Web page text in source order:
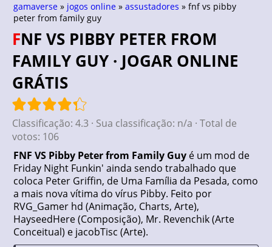
gamaverse » jogos online » assustadores » fnf vs pibby
peter from family guy
FNF VS PIBBY PETER FROM
FAMILY GUY · JOGAR ONLINE
GRÁTIS
Classificação: 4.3 · Sua classificação: n/a · Total de
votos: 106
FNF VS Pibby Peter from Family Guy é um mod de
Friday Night Funkin' ainda sendo trabalhado que
coloca Peter Griffin, de Uma Família da Pesada, como
a mais nova vítima do vírus Pibby. Feito por
RVG_Gamer hd (Animação, Charts, Arte),
HayseedHere (Composição), Mr. Revenchik (Arte
Conceitual) e jacobTisc (Arte).